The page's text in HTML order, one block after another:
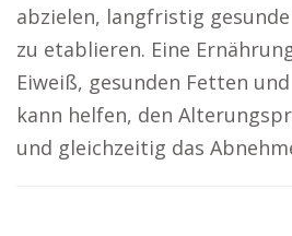
abzielen, langfristig
zu etablieren. Eine
Eiweiß, gesunden Fetten
kann helfen, den
und gleichzeitig das